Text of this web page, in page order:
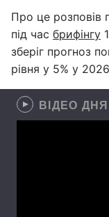
Про це розповів
під час брифінгу
зберіг прогноз
рівня у 5% у
ВІДЕО ДНЯ